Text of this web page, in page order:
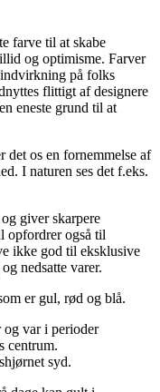
farve til at skabe
og optimisme. Farver
på folks
flittigt af designere
eneste grund til at
det os en fornemmelse af
I naturen ses det f.eks.
giver skarpere
opfordrer også til
ikke god til eksklusive
nedsatte varer.
er gul, rød og blå.
var i perioder
centrum.
syd.